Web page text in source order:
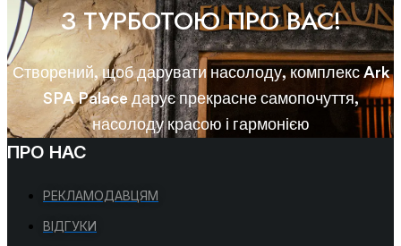
З ТУРБОТОЮ ПРО ВАС!
Створений, щоб дарувати насолоду, комплекс Ark
SPA Palace дарує прекрасне самопочуття,
насолоду красою і гармонією
ПРО НАС
РЕКЛАМОДАВЦЯМ
ВІДГУКИ